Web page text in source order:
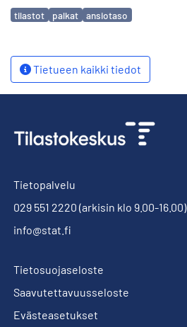
Avainsanat
tilastot palkat ansiotaso
Tietueen kaikki tiedot
Tietopalvelu
029 551 2220 (arkisin klo 9.00-16.00)
info@stat.fi
Tietosuojaseloste
Saavutettavuusseloste
Evästeasetukset